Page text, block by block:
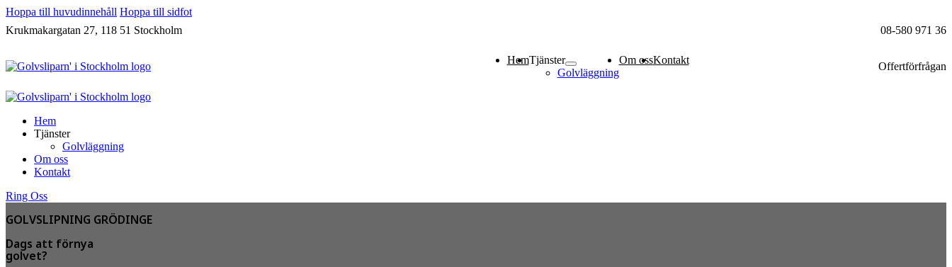
Hoppa till huvudinnehåll Hoppa till sidfot
Krukmakargatan 27, 118 51 Stockholm
08-580 971 36
HemTjänster
Golvläggning
Om ossKontakt
Offertförfrågan
Hem
Tjänster
Golvläggning
Om oss
Kontakt
Ring Oss
GOLVSLIPNING GRÖDINGE
Dags att förnya
golvet?